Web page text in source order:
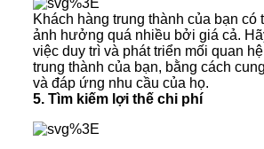
Khách hàng trung thành của bạn có
ảnh hưởng quá nhiều bởi giá cả.
việc duy trì và phát triển mối quan
trung thành của bạn, bằng cách
và đáp ứng nhu cầu của họ.
5. Tìm kiếm lợi thế chi phí